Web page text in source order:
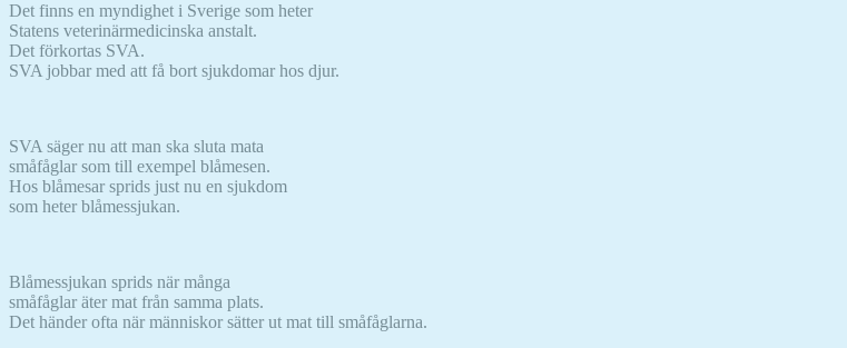
Det finns en myndighet i Sverige som heter
Statens veterinärmedicinska anstalt.
Det förkortas SVA.
SVA jobbar med att få bort sjukdomar hos djur.
SVA säger nu att man ska sluta mata
småfåglar som till exempel blåmesen.
Hos blåmesar sprids just nu en sjukdom
som heter blåmessjukan.
Blåmessjukan sprids när många
småfåglar äter mat från samma plats.
Det händer ofta när människor sätter ut mat till småfåglarna.